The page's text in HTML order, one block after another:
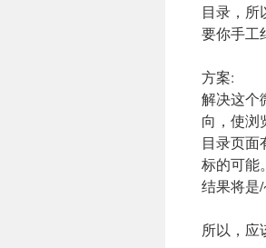
目录，所
要你手工
方案:
解决这个
向，使浏
目录页面
标的可能
结果将是/
所以，应